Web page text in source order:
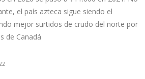
el país azteca sigue siendo el
mejor surtidos de crudo del norte por
de Canadá